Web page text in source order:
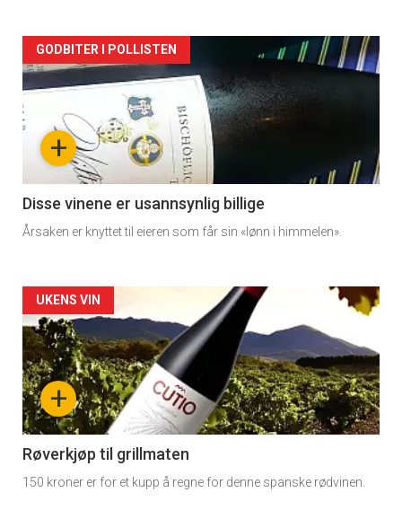
Forsiden
akkurat
nå
3
+
GODBITER I POLLISTEN
Disse vinene er usannsynlig billige
Årsaken er knyttet til eieren som får sin «lønn i himmelen».
Forsiden
akkurat
nå
-
4
+
UKENS VIN
Røverkjøp til grillmaten
150 kroner er for et kupp å regne for denne spanske rødvinen.